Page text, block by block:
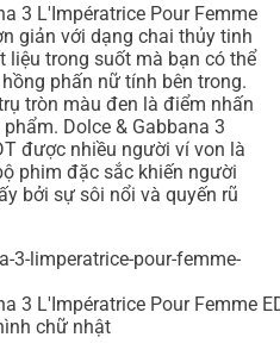
3 L'Impératrice Pour Femme
giản với dạng chai thủy tinh
liệu trong suốt mà bạn có thể
phấn nữ tính bên trong.
tròn màu đen là điểm nhấn
Dolce & Gabbana 3
được nhiều người ví von là
phim đặc sắc khiến người
bởi sự sôi nổi và quyến rũ
3 L'Impératrice Pour Femme
chữ nhật